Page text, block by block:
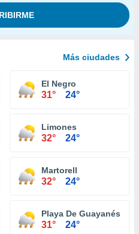
Más ciudades
El Negro
31° 24°
Limones
32° 24°
Martorell
32° 24°
Playa De Guayanés
31° 24°